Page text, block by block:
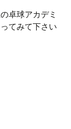
卓球アカデミ
てみて下さい